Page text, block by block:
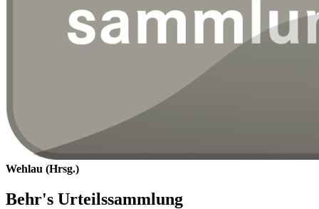
Wehlau (Hrsg.)
Behr's Urteilssammlung